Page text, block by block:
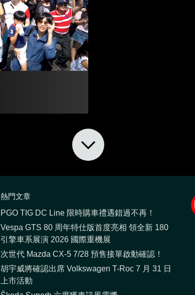
熱門文章
PGO TIG DC Line 限時購車禮遇錯過不再！
Vespa GTS 80 周年特仕版首度亮相 領全新 180
引擎車系展演 2026 國際重機展
次世代 Mazda CX-5 7/28 預售接單啟動確認！
胡宇威將確認出席 Volkswagen T-Roc 7 月 31 日
上市活動